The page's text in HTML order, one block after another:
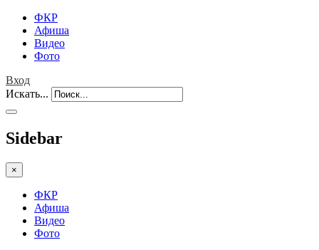
ФКР
Афиша
Видео
Фото
Вход
Искать...
Sidebar
×
ФКР
Афиша
Видео
Фото